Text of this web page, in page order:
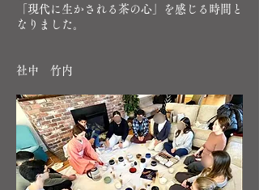
「現代に生かされる茶の心」を感じる時間と
なりました。
​社中 竹内